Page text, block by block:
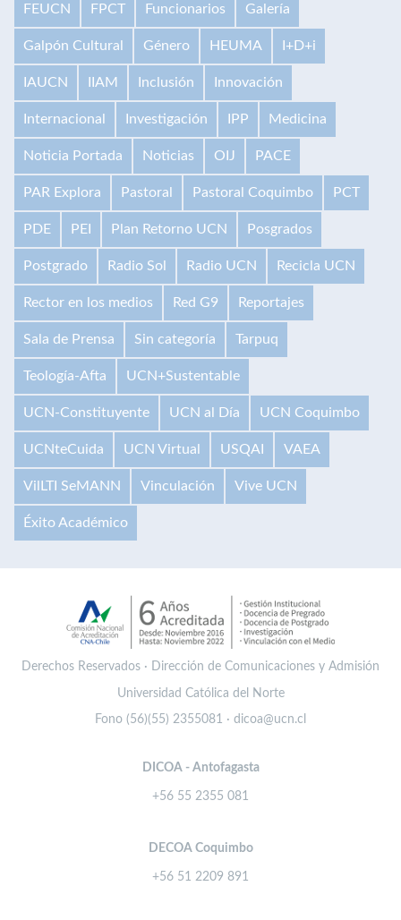
FEUCN FPCT Funcionarios Galería
Galpón Cultural Género HEUMA I+D+i
IAUCN IIAM Inclusión Innovación
Internacional Investigación IPP Medicina
Noticia Portada Noticias OIJ PACE
PAR Explora Pastoral Pastoral Coquimbo PCT
PDE PEI Plan Retorno UCN Posgrados
Postgrado Radio Sol Radio UCN Recicla UCN
Rector en los medios Red G9 Reportajes
Sala de Prensa Sin categoría Tarpuq
Teología-Afta UCN+Sustentable
UCN-Constituyente UCN al Día UCN Coquimbo
UCNteCuida UCN Virtual USQAI VAEA
VilLTI SeMANN Vinculación Vive UCN
Éxito Académico
Derechos Reservados · Dirección de Comunicaciones y Admisión
Universidad Católica del Norte
Fono (56)(55) 2355081 · dicoa@ucn.cl
DICOA - Antofagasta
+56 55 2355 081
DECOA Coquimbo
+56 51 2209 891